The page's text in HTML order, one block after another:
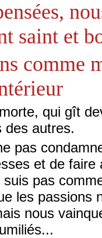
saint et
comme
qui gît
des autres.
pas
et de
pas
les passions
nous